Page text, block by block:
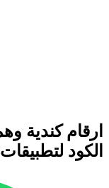
ارقام كندية
الكود